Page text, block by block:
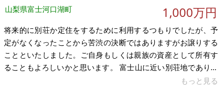
山梨県富士河口湖町 1,000万円
将来的に別荘か定住をするために利用するつもりでしたが、予
定がなくなったことから苦渋の決断ではありますがお譲りする
ことといたしました。ご自身もしくは親族の資産として所有す
ることもよろしいかと思います。 富士山に近い別荘地であり周
囲に建物が少なくプライベート感が感じられ、2区画地続きで南
もっと見る